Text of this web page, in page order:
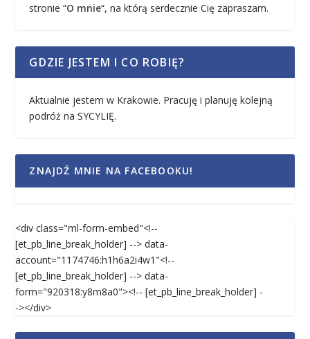
stronie “O mnie“, na którą serdecznie Cię zapraszam.
GDZIE JESTEM I CO ROBIĘ?
Aktualnie jestem w Krakowie. Pracuję i planuję kolejną
podróż na SYCYLIĘ.
ZNAJDŹ MNIE NA FACEBOOKU!
<div class="ml-form-embed"<!--
[et_pb_line_break_holder] --> data-
account="1174746:h1h6a2i4w1"<!--
[et_pb_line_break_holder] --> data-
form="920318:y8m8a0"><!-- [et_pb_line_break_holder] -
-></div>